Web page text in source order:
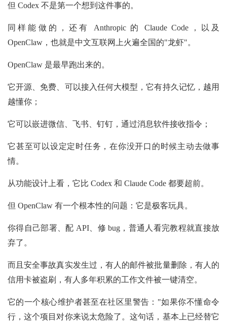
但 Codex 不是第一个想到这件事的。
同样能做的，还有 Anthropic 的 Claude Code，以及
OpenClaw，也就是中文互联网上火遍全国的"龙虾"。
OpenClaw 是最早跑出来的。
它开源、免费、可以接入任何大模型，它有持久记忆，越用
越懂你；
它可以嵌进微信、飞书、钉钉，通过消息软件接收指令；
它甚至可以设定定时任务，在你没开口的时候主动去做事
情。
从功能设计上看，它比 Codex 和 Claude Code 都要超前。
但 OpenClaw 有一个根本性的问题：它是极客玩具。
你得自己部署、配 API、修 bug，普通人看完教程就直接放
弃了。
而且安全事故真实发生过，有人的邮件被批量删除，有人的
信用卡被盗刷，有人多年积累的工作文件被一键清空。
它的一个核心维护者甚至在社区里警告："如果你不懂命令
行，这个项目对你来说太危险了。这句话，基本上已经替它